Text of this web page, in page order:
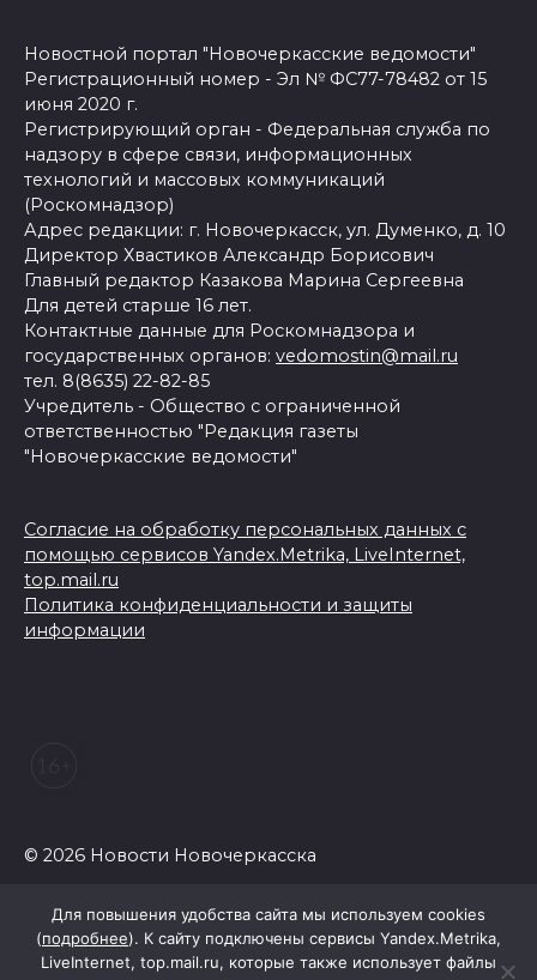
Новостной портал "Новочеркасские ведомости"
Регистрационный номер - Эл № ФС77-78482 от 15
июня 2020 г.
Регистрирующий орган - Федеральная служба по
надзору в сфере связи, информационных
технологий и массовых коммуникаций
(Роскомнадзор)
Адрес редакции: г. Новочеркасск, ул. Думенко, д. 10
Директор Хвастиков Александр Борисович
Главный редактор Казакова Марина Сергеевна
Для детей старше 16 лет.
Контактные данные для Роскомнадзора и
государственных органов: vedomostin@mail.ru
тел. 8(8635) 22-82-85
Учредитель - Общество с ограниченной
ответственностью "Редакция газеты
"Новочеркасские ведомости"
Согласие на обработку персональных данных с
помощью сервисов Yandex.Metrika, LiveInternet,
top.mail.ru
Политика конфиденциальности и защиты
информации
© 2026 Новости Новочеркасска
Для повышения удобства сайта мы используем cookies
(подробнее). К сайту подключены сервисы Yandex.Metrika,
LiveInternet, top.mail.ru, которые также использует файлы